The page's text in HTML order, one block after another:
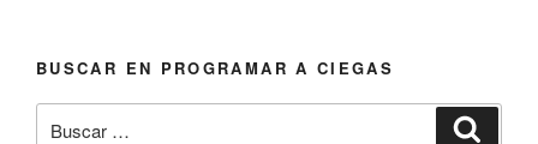
BUSCAR EN PROGRAMAR A CIEGAS